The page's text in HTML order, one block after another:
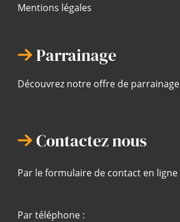
Mentions légales
Parrainage
Découvrez notre offre de parrainage
Contactez nous
Par le formulaire de contact en ligne
Par téléphone :